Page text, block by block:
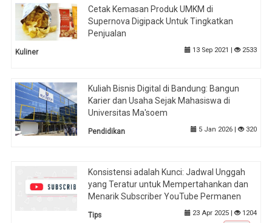
Cetak Kemasan Produk UMKM di
Supernova Digipack Untuk Tingkatkan
Penjualan
Kuliner 13 Sep 2021 | 2533
Kuliah Bisnis Digital di Bandung: Bangun
Karier dan Usaha Sejak Mahasiswa di
Universitas Ma'soem
Pendidikan 5 Jan 2026 | 320
Konsistensi adalah Kunci: Jadwal Unggah
yang Teratur untuk Mempertahankan dan
Menarik Subscriber YouTube Permanen
Tips 23 Apr 2025 | 1204